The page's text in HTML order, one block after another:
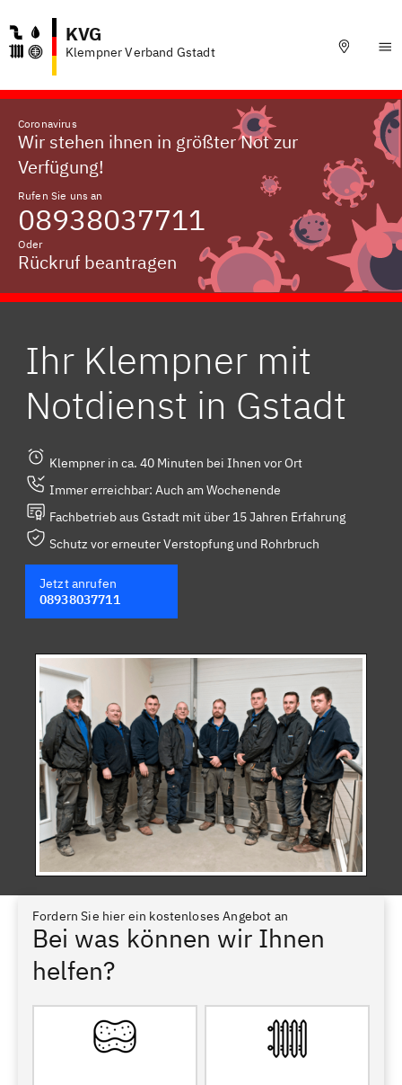
KVG
Klempner Verband Gstadt
Coronavirus
Wir stehen ihnen in größter Not zur
Verfügung!
Rufen Sie uns an
08938037711
Oder
Rückruf beantragen
Ihr Klempner mit
Notdienst in Gstadt
Klempner in ca. 40 Minuten bei Ihnen vor Ort
Immer erreichbar: Auch am Wochenende
Fachbetrieb aus Gstadt mit über 15 Jahren Erfahrung
Schutz vor erneuter Verstopfung und Rohrbruch
Jetzt anrufen
08938037711
Fordern Sie hier ein kostenloses Angebot an
Bei was können wir Ihnen
helfen?